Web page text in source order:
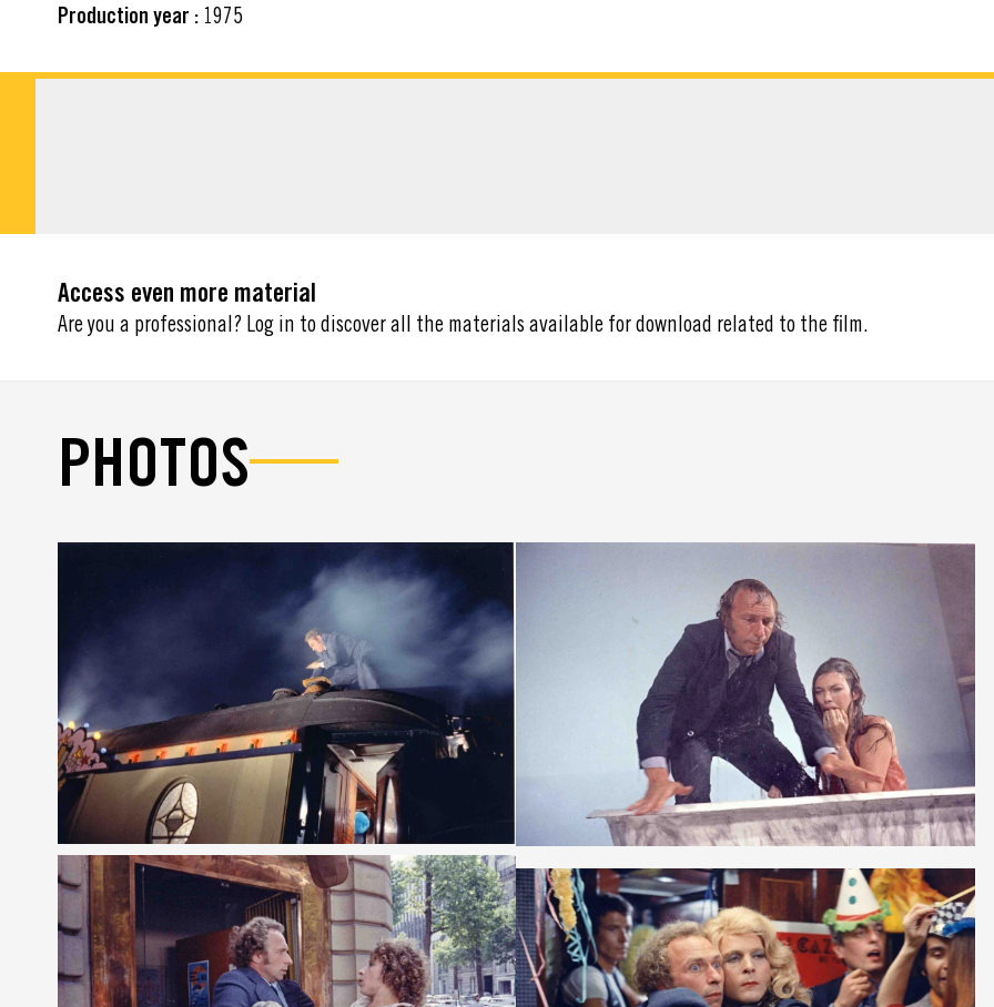
Production year : 1975
Access even more material
Are you a professional? Log in to discover all the materials available for download related to the film.
PHOTOS